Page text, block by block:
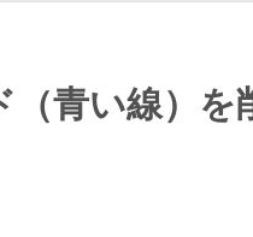
青い線）を